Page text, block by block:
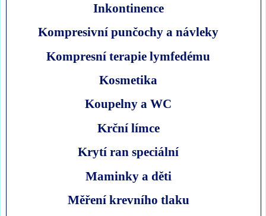
Inkontinence
Kompresivní punčochy a návleky
Kompresní terapie lymfedému
Kosmetika
Koupelny a WC
Krční límce
Krytí ran speciální
Maminky a děti
Měření krevního tlaku